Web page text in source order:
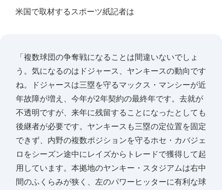
米国で取材するスポーツ紙記者は
「複数球団の争奪戦になることは間違いないでしょ
う。気になるのはドジャース、ヤンキースの動向です
ね。ドジャースは三塁を守るマックス・マンシーが近
年故障が増え、今年が2年契約の最終年です。去就が
不透明ですが、来年に残留することになったとしても
後継者が必要です。ヤンキースも三塁の定位置を固定
できず、内野の複数ポジションを守るホセ・カバジェ
ロをシーズン途中にレイズからトレードで獲得して起
用しています。本拠地のヤンキー・スタジアムは右中
間のふくらみが狭く、左のパワーヒッターに有利な球